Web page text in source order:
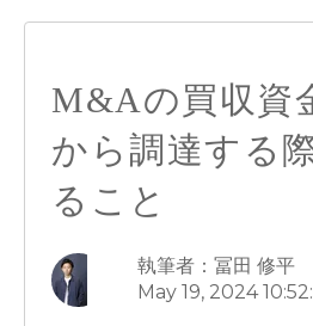
M&Aの買収資
から調達する
ること
執筆者：冨田 修平
May 19, 2024